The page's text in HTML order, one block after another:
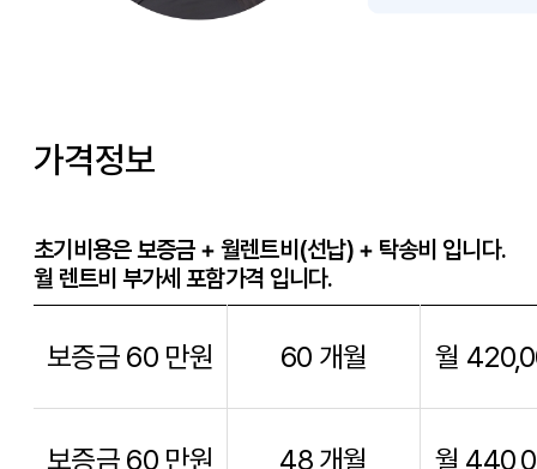
가격정보
초기비용은 보증금 + 월렌트비(선납) + 탁송비 입니다.
월 렌트비 부가세 포함가격 입니다.
보증금 60 만원 60 개월 월
보증금 60 만원 48 개월 월